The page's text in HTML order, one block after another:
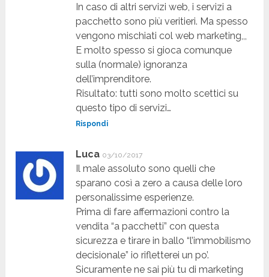
In caso di altri servizi web, i servizi a
pacchetto sono più veritieri. Ma spesso
vengono mischiati col web marketing,,,
E molto spesso si gioca comunque
sulla (normale) ignoranza
dell’imprenditore.
Risultato: tutti sono molto scettici su
questo tipo di servizi…
Rispondi
Luca 03/10/2017
Il male assoluto sono quelli che
sparano così a zero a causa delle loro
personalissime esperienze.
Prima di fare affermazioni contro la
vendita “a pacchetti” con questa
sicurezza e tirare in ballo “l’immobilismo
decisionale” io rifletterei un po’.
Sicuramente ne sai più tu di marketing